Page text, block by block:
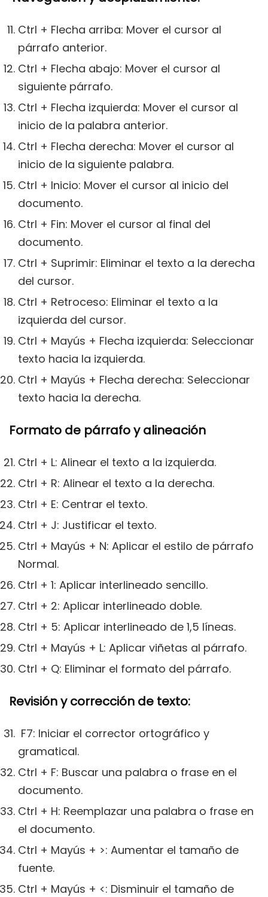
Ctrl + Flecha arriba: Mover el cursor al
párrafo anterior.
Ctrl + Flecha abajo: Mover el cursor al
siguiente párrafo.
Ctrl + Flecha izquierda: Mover el cursor al
inicio de la palabra anterior.
Ctrl + Flecha derecha: Mover el cursor al
inicio de la siguiente palabra.
Ctrl + Inicio: Mover el cursor al inicio del
documento.
Ctrl + Fin: Mover el cursor al final del
documento.
Ctrl + Suprimir: Eliminar el texto a la derecha
del cursor.
Ctrl + Retroceso: Eliminar el texto a la
izquierda del cursor.
Ctrl + Mayús + Flecha izquierda: Seleccionar
texto hacia la izquierda.
Ctrl + Mayús + Flecha derecha: Seleccionar
texto hacia la derecha.
Formato de párrafo y alineación
Ctrl + L: Alinear el texto a la izquierda.
Ctrl + R: Alinear el texto a la derecha.
Ctrl + E: Centrar el texto.
Ctrl + J: Justificar el texto.
Ctrl + Mayús + N: Aplicar el estilo de párrafo
Normal.
Ctrl + 1: Aplicar interlineado sencillo.
Ctrl + 2: Aplicar interlineado doble.
Ctrl + 5: Aplicar interlineado de 1,5 líneas.
Ctrl + Mayús + L: Aplicar viñetas al párrafo.
Ctrl + Q: Eliminar el formato del párrafo.
Revisión y corrección de texto:
F7: Iniciar el corrector ortográfico y
gramatical.
Ctrl + F: Buscar una palabra o frase en el
documento.
Ctrl + H: Reemplazar una palabra o frase en
el documento.
Ctrl + Mayús + >: Aumentar el tamaño de
fuente.
Ctrl + Mayús + <: Disminuir el tamaño de